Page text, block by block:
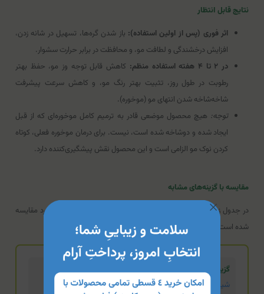
نتایج قابل انتظار
اثر فوری (پس از اولین استفاده): باز شدن گره‌ها، تسهیل در شانه زدن،
افزایش درخشندگی و لطافت مو، و محافظت در برابر حرارت سشوار.
در ۲ تا ۴ هفته استفاده منظم:
کاهش قابل توجه وز مو، حفظ بهتر
رطوبت در طول روز، تثبیت بهتر رنگ مو، و کاهش سرعت پیشرفت
شاخه‌شاخه شدن انتهای مو (موخوره).
توجه: هیچ محصول موضعی قادر به ترمیم کامل موخوره‌ای که از قبل
ایجاد شده و دوشاخه شده است، نیست. برای درمان موخوره فعلی، کوتاه
کردن نوک مو الزامی است و این محصول نقش پیشگیری‌کننده دارد.
مقایسه با گزینه‌های مشابه
در جدول زیر، ماسک مو شیری نوپریت با دو محصول دیگر از نظر کاربرد مقایسه
شده است:
گزینه تخصصی
شیر موی ابریشم بویسا